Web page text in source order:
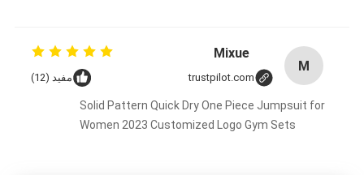
M
Mixue
trustpilot.com مفيد (12)
Solid Pattern Quick Dry One Piece Jumpsuit for
Women 2023 Customized Logo Gym Sets